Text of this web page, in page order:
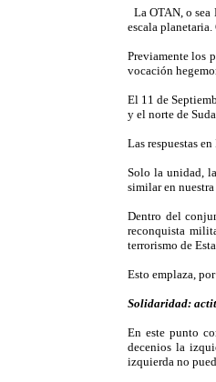
La OTAN, o
escala planetaria.
Previamente los
vocación
El 11 de
y el norte de
Las respuestas
Solo la unidad,
similar en
Dentro del
reconquista
terrorismo de
Esto emplaza,
Solidaridad:
En este punto
decenios la
izquierda no